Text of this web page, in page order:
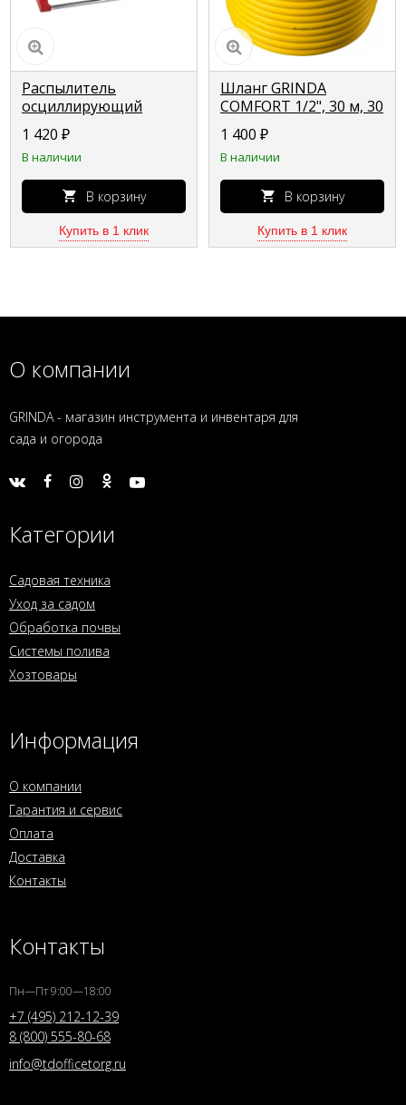
Распылитель
осциллирующий
GRINDA CLASSIC Quick-
Connection System, 145
м2 полив, 17
форсунок,
пластиковый 8-
427685_z01
1 420 ₽
В наличии
В корзину
Купить в 1 клик
Шланг GRINDA
COMFORT 1/2", 30 м, 30
атм, трёхслойный
поливочный,
армированный 8-
429003-1/2-30_z02
1 400 ₽
В наличии
В корзину
Купить в 1 клик
О компании
GRINDA - магазин инструмента и инвентаря для
сада и огорода
Категории
Садовая техника
Уход за садом
Обработка почвы
Системы полива
Хозтовары
Информация
О компании
Гарантия и сервис
Оплата
Доставка
Контакты
Контакты
Пн—Пт 9:00—18:00
+7 (495) 212-12-39
8 (800) 555-80-68
info@tdofficetorg.ru